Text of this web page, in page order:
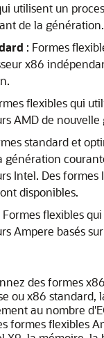
utilisent un
de la génération.
: Formes
x86
flexibles qui
AMD de
standard et
génération
Intel. Des formes
disponibles.
Formes flexibles
Ampere basés
des formes
ou x86 standard,
au nombre
formes flexibles